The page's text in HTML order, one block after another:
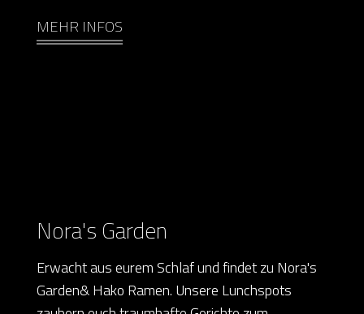
MEHR INFOS
Nora's Garden
Erwacht aus eurem Schlaf und findet zu Nora's
Garden& Hako Ramen. Unsere Lunchspots